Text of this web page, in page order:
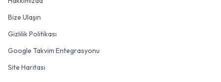
Bize Ulaşın
Gizlilik Politikası
Google Takvim Entegrasyonu
Site Haritası